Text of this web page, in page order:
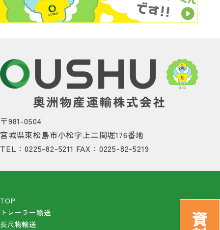
〒981-0504
宮城県東松島市小松字上二間堀176番地
TEL：0225-82-5211 FAX：0225-82-5219
TOP
トレーラー輸送
長尺物輸送